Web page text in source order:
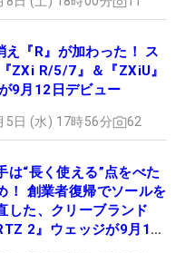
え『R』が加わった！ ス
ZXi R/5/7』＆『ZXiU』
9月12日デビュー
5日 (水) 17時56分 62
は“長く使える”点をべた
！ 創業者復帰でソールを
した、クリーブランド
RTZ 2』ウェッジが9月12